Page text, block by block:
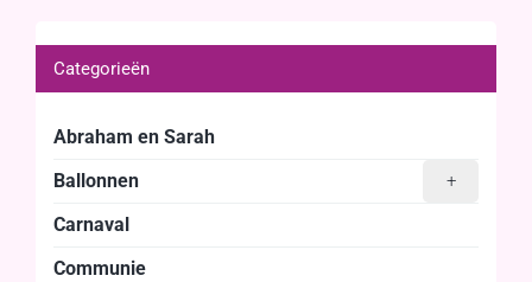
Categorieën
Abraham en Sarah
+
Ballonnen
Carnaval
Communie